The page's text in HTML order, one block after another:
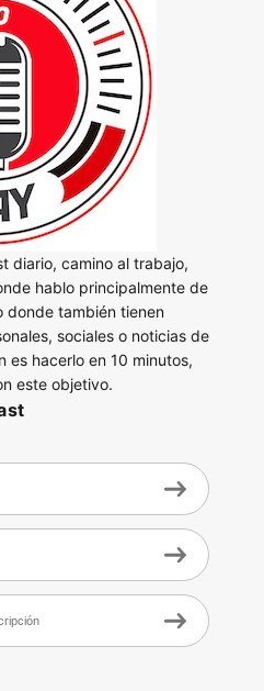
diario, camino al trabajo,
hablo principalmente de
donde también tienen
sociales o noticias de
es hacerlo en 10 minutos,
este objetivo.